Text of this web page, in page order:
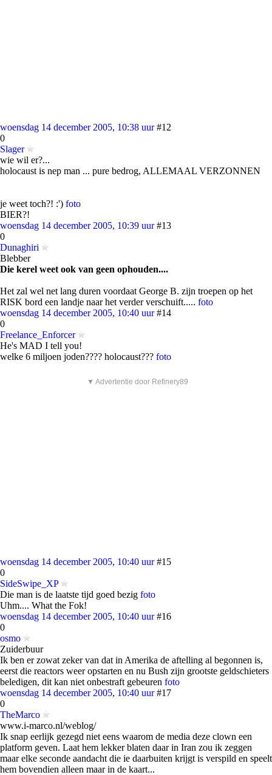
woensdag 14 december 2005, 10:38 uur #12
0
Slager
wie wil er?...
holocaust is nep man ... pure bedrog, ALLEMAAL VERZONNEN
je weet toch?! :') foto
BIER?!
woensdag 14 december 2005, 10:39 uur #13
0
Dunaghiri
Blebber
Die kerel weet ook van geen ophouden....
Het zal wel net lang duren voordaat George B. zijn troepen op het
RISK bord een landje naar het verder verschuift..... foto
woensdag 14 december 2005, 10:40 uur #14
0
Freelance_Enforcer
He's MAD I tell you!
welke 6 miljoen joden???? holocaust??? foto
▼ Advertentie door Refinery89
woensdag 14 december 2005, 10:40 uur #15
0
SideSwipe_XP
Die man is de laatste tijd goed bezig foto
Uhm.... What the Fok!
woensdag 14 december 2005, 10:40 uur #16
0
osmo
Zuiderbuur
Ik ben er zowat zeker van dat in Amerika de aftelling al begonnen is,
eerst die reactors weer opstarten en nu Bush zijn grootste geldschieters
beledigen, dit kan niet onbestraft gebeuren foto
woensdag 14 december 2005, 10:40 uur #17
0
TheMarco
www.i-marco.nl/weblog/
Ik snap eerlijk gezegd niet eens waarom de media deze clown een
platform geven. Laat hem lekker blaten daar in Iran zou ik zeggen
maar elke seconde aandacht die ie daarbuiten krijgt is verspild en speelt
hem bovendien alleen maar in de kaart...